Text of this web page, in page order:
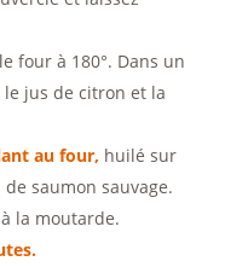
four à 180°. Dans un
jus de citron et la
au four, huilé sur
saumon sauvage.
la moutarde.